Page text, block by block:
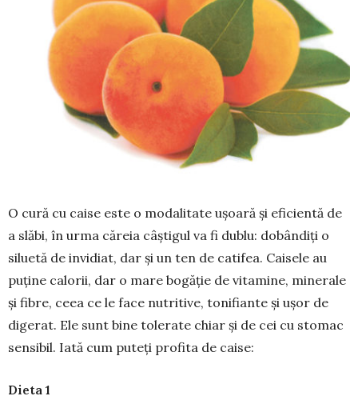
O cură cu caise este o modali­tate ușoară și eficientă de
a slăbi, în urma căreia câștigul va fi dublu: dobândiți o
siluetă de invi­diat, dar și un ten de catifea. Cai­sele au
puține calorii, dar o mare bogăție de vi­ta­mine, minerale
și fibre, ceea ce le face nutritive, tonifiante și ușor de
digerat. Ele sunt bine tolerate chiar și de cei cu stomac
sensibil. Iată cum puteți profita de caise:
Dieta 1